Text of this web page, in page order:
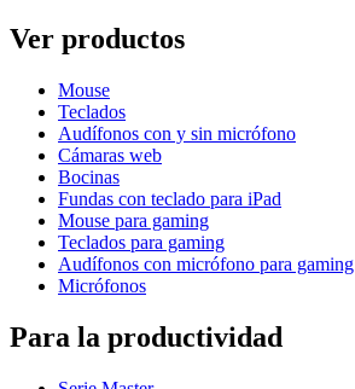
Ver productos
Mouse
Teclados
Audífonos con y sin micrófono
Cámaras web
Bocinas
Fundas con teclado para iPad
Mouse para gaming
Teclados para gaming
Audífonos con micrófono para gaming
Micrófonos
Para la productividad